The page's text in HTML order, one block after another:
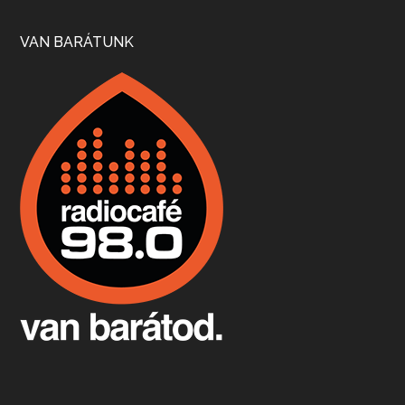
Boston, teadélután, bab és homár
Apr 9, 2026 • 00:37:17
Fermentáljunk, a testünk meghálálja!
Apr 3, 2026 • 00:36:07
VAN BARÁTUNK